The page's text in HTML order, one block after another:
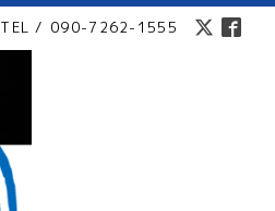
TEL / 090-7262-1555